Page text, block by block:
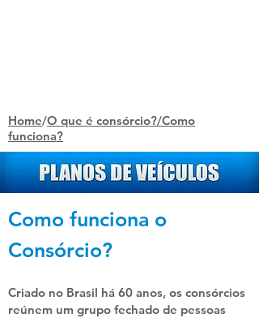
Home/O que é consórcio?/Como
funciona?
Como funciona o
Consórcio?
Criado no Brasil há 60 anos, os consórcios
reúnem um grupo fechado de pessoas